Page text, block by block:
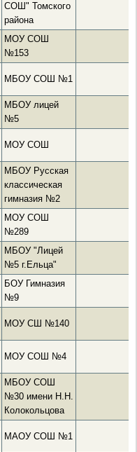
СОШ" Томского
района
МОУ СОШ
№153
МБОУ СОШ №1
МБОУ лицей
№5
МОУ СОШ
МБОУ Русская
классическая
гимназия №2
МОУ СОШ
№289
МБОУ "Лицей
№5 г.Ельца"
БОУ Гимназия
№9
МОУ СШ №140
МОУ СОШ №4
МБОУ СОШ
№30 имени Н.Н.
Колокольцова
МАОУ СОШ №1